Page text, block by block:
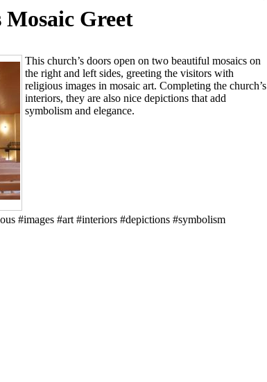
Greet
This church’s doors open on two beautiful mosaics on
the right and left sides, greeting the visitors with
religious images in mosaic art. Completing the church’s
interiors, they are also nice depictions that add
symbolism and elegance.
#images #art #interiors #depictions #symbolism